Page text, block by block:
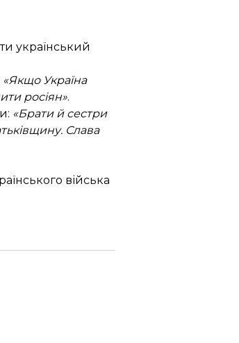
український
«Якщо Україна
росіян».
«Брати й сестри
Слава
війська